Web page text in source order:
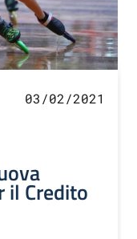
03/02/2021
il Credito